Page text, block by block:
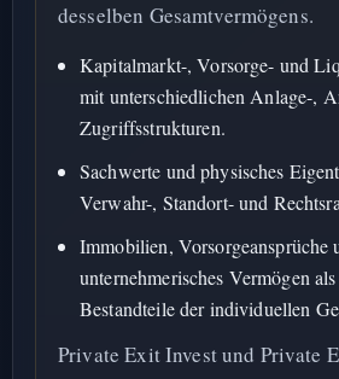
desselben Gesamtvermögens.
Kapitalmarkt-, Vorsorge- und
mit unterschiedlichen Anlage-,
Zugriffsstrukturen.
Sachwerte und physisches
Verwahr-, Standort- und
Immobilien, Vorsorgeansprüche
unternehmerisches Vermögen
Bestandteile der individuellen
Private Exit Invest und Private